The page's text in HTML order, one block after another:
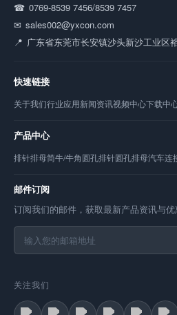
0769-8539 7456/8539 7457
sales002@yxcon.com
广东省东莞市长安镇沙头新沙工业区
快速链接
关于我们行业应用新闻资讯视频中心下载中
产品中心
排针排母简牛/牛角圆孔排针圆孔排母汽车连
邮件订阅
订阅我们的邮件，获取最新产品资讯与优
关注我们